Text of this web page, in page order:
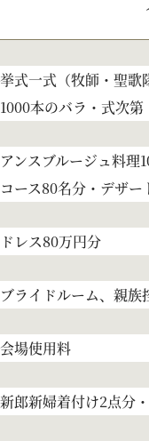
パティ
来店予約
資料請求
プライ
挙式一式（牧師・聖歌
1000本のバラ・式次第
アンスブルージュ料理
コース80名分・デザ
ドレス80万円分
ブライドルーム、親族
会場使用料
新郎新婦着付け2点分